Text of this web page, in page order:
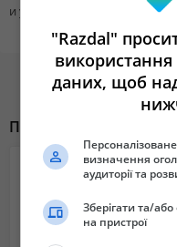
и установка. Консультацея
Похожие объявления
"Razdal"
даних, щоб
визначення
аудиторії та
Зберігати та/
на пристрої